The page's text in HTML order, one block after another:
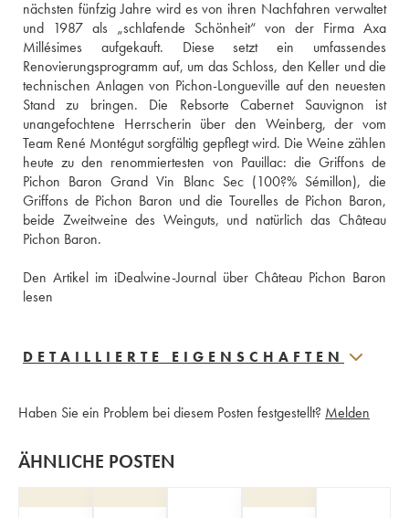
nächsten fünfzig Jahre wird es von ihren Nachfahren verwaltet
und 1987 als „schlafende Schönheit“ von der Firma Axa
Millésimes aufgekauft. Diese setzt ein umfassendes
Renovierungsprogramm auf, um das Schloss, den Keller und die
technischen Anlagen von Pichon-Longueville auf den neuesten
Stand zu bringen. Die Rebsorte Cabernet Sauvignon ist
unangefochtene Herrscherin über den Weinberg, der vom
Team René Montégut sorgfältig gepflegt wird. Die Weine zählen
heute zu den renommiertesten von Pauillac: die Griffons de
Pichon Baron Grand Vin Blanc Sec (100?% Sémillon), die
Griffons de Pichon Baron und die Tourelles de Pichon Baron,
beide Zweitweine des Weinguts, und natürlich das Château
Pichon Baron.
Den Artikel im iDealwine-Journal über Château Pichon Baron
lesen
DETAILLIERTE EIGENSCHAFTEN
Haben Sie ein Problem bei diesem Posten festgestellt? Melden
ÄHNLICHE POSTEN